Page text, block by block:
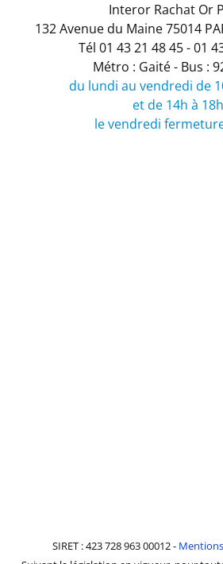
Interor Rachat Or
132 Avenue du Maine75014
Tél 01 43 21 48 45- 01
Métro : Gaité - Bus :
du lundi au vendredi de
et de 14h à 18h
le vendredi
SIRET : 423 728 963 00012 -